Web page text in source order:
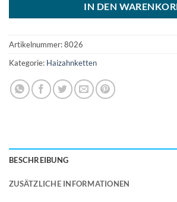
IN DEN
Artikelnummer:8026
Kategorie: Haizahnketten
BESCHREIBUNG
ZUSÄTZLICHE INFORMATIONEN